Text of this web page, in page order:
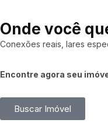
Onde você
Conexões reais, lares
Encontre agora seu
Buscar Imóvel